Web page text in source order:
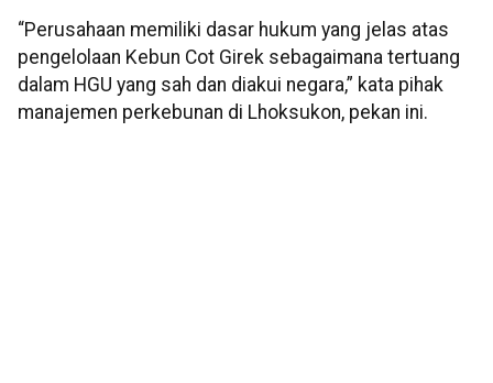
“Perusahaan memiliki dasar hukum yang jelas atas
pengelolaan Kebun Cot Girek sebagaimana tertuang
dalam HGU yang sah dan diakui negara,” kata pihak
manajemen perkebunan di Lhoksukon, pekan ini.